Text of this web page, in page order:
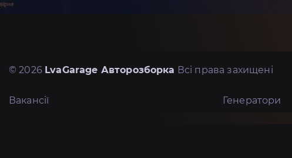
© 2026 LvaGarage Авторозборка Всі права захищені
Вакансії Генератори